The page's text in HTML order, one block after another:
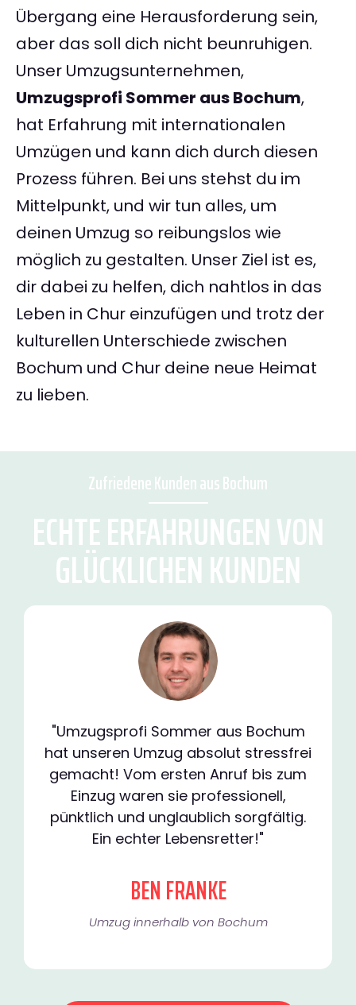
Übergang eine Herausforderung sein,
aber das soll dich nicht beunruhigen.
Unser Umzugsunternehmen,
Umzugsprofi Sommer aus Bochum,
hat Erfahrung mit internationalen
Umzügen und kann dich durch diesen
Prozess führen. Bei uns stehst du im
Mittelpunkt, und wir tun alles, um
deinen Umzug so reibungslos wie
möglich zu gestalten. Unser Ziel ist es,
dir dabei zu helfen, dich nahtlos in das
Leben in Chur einzufügen und trotz der
kulturellen Unterschiede zwischen
Bochum und Chur deine neue Heimat
zu lieben.
Zufriedene Kunden aus Bochum
ECHTE ERFAHRUNGEN VON
GLÜCKLICHEN KUNDEN
"Umzugsprofi Sommer aus Bochum
hat unseren Umzug absolut stressfrei
gemacht! Vom ersten Anruf bis zum
Einzug waren sie professionell,
pünktlich und unglaublich sorgfältig.
Ein echter Lebensretter!"
BEN FRANKE
Umzug innerhalb von Bochum​